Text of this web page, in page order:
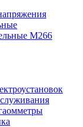
М266